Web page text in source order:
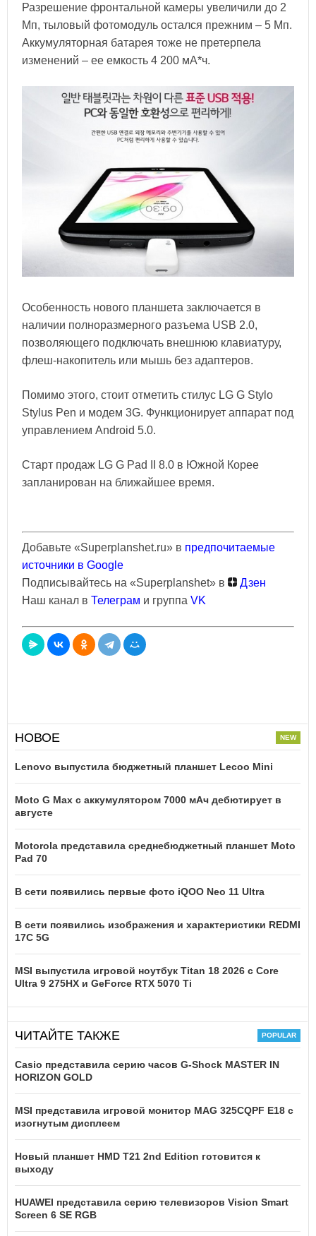
Разрешение фронтальной камеры увеличили до 2
Мп, тыловый фотомодуль остался прежним – 5 Мп.
Аккумуляторная батарея тоже не претерпела
изменений – ее емкость 4 200 мА*ч.
Особенность нового планшета заключается в
наличии полноразмерного разъема USB 2.0,
позволяющего подключать внешнюю клавиатуру,
флеш-накопитель или мышь без адаптеров.
Помимо этого, стоит отметить стилус LG G Stylo
Stylus Pen и модем 3G. Функционирует аппарат под
управлением Android 5.0.
Старт продаж LG G Pad II 8.0 в Южной Корее
запланирован на ближайшее время.
Добавьте «Superplanshet.ru» в предпочитаемые
источники в Google
Подписывайтесь на «Superplanshet» в
Дзен
Наш канал в Телеграм и группа VK
НОВОЕ
Lenovo выпустила бюджетный планшет Lecoo Mini
Moto G Max с аккумулятором 7000 мАч дебютирует в
августе
Motorola представила среднебюджетный планшет Moto
Pad 70
В сети появились первые фото iQOO Neo 11 Ultra
В сети появились изображения и характеристики REDMI
17C 5G
MSI выпустила игровой ноутбук Titan 18 2026 с Core
Ultra 9 275HX и GeForce RTX 5070 Ti
ЧИТАЙТЕ ТАКЖЕ
Casio представила серию часов G-Shock MASTER IN
HORIZON GOLD
MSI представила игровой монитор MAG 325CQPF E18 с
изогнутым дисплеем
Новый планшет HMD T21 2nd Edition готовится к
выходу
HUAWEI представила серию телевизоров Vision Smart
Screen 6 SE RGB